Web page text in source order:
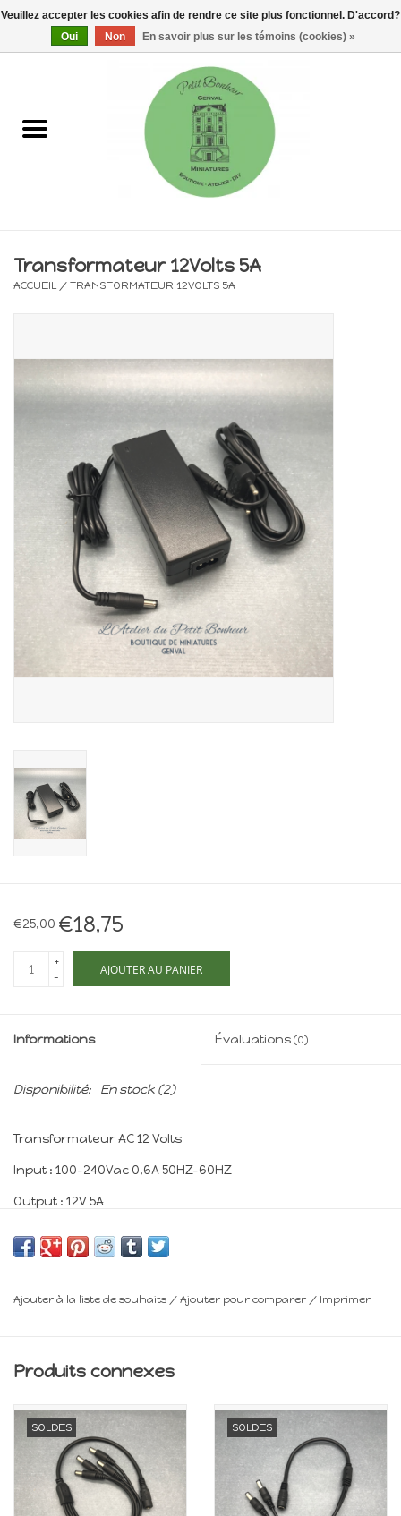
0 Articles - €0,00
Maisons, vitrines & kits
Electricité
Pièces uniques & objets de
1/48ème
Fournitures bricolage
Maison de souris
miniature - The Mouse
Transformateur 12Volts 5A
ACCUEIL / TRANSFORMATEUR 12VOLTS 5A
€25,00 €18,75
+
-
AJOUTER AU PANIER
Informations Évaluations (0)
Disponibilité: En stock (2)
Transformateur AC 12 Volts
Input : 100-240Vac 0,6A 50HZ-60HZ
Output : 12V 5A
5 Ampères
Minimum 14 ans
Ajouter à la liste de souhaits / Ajouter pour comparer / Imprimer
Produits connexes
SOLDES SOLDES
Veuillez accepter les cookies afin de rendre ce site plus fonctionnel. D'accord?
Oui
Non En savoir plus sur les témoins (cookies) »